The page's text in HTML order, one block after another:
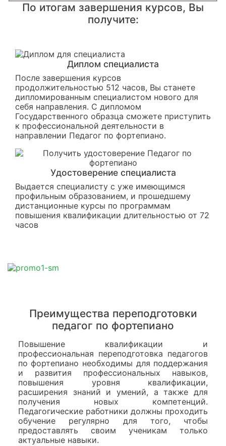
По итогам завершения курсов, Вы
получите:
Диплом специалиста
После завершения курсов
продолжительностью 512 часов, Вы станете
дипломированным специалистом нового для
себя направления. С дипломом
Государственного образца сможете приступить
к профессиональной деятельности в
направлении Педагог по фортепиано.
Удостоверение специалиста
Выдается специалисту с уже имеющимся
профильным образованием, и прошедшему
дистанционные курсы по программам
повышения квалификации длительностью от 72
часов
Преимущества переподготовки
педагог по фортепиано
Повышение квалификации и
профессиональная переподготовка педагогов
по фортепиано необходимы для поддержания
и развития профессиональных навыков,
повышения уровня квалификации,
расширения знаний и умений, а также для
получения новых компетенций.
Педагогические работники должны проходить
обучение регулярно для того, чтобы
предоставлять своим ученикам только
актуальные навыки.